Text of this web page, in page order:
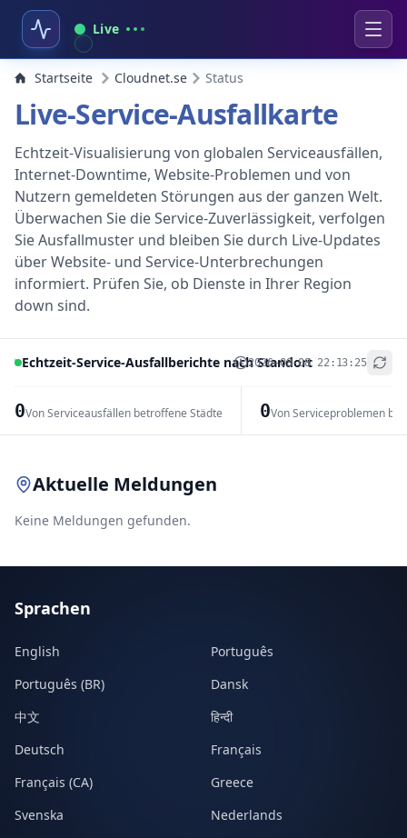
Live
Startseite Cloudnet.se Status
Live-Service-Ausfallkarte
Echtzeit-Visualisierung von globalen Serviceausfällen,
Internet-Downtime, Website-Problemen und von
Nutzern gemeldeten Störungen aus der ganzen Welt.
Überwachen Sie die Service-Zuverlässigkeit, verfolgen
Sie Ausfallmuster und bleiben Sie durch Live-Updates
über Website- und Service-Unterbrechungen
informiert. Prüfen Sie, ob Dienste in Ihrer Region
down sind.
Echtzeit-Service-Ausfallberichte nach Standort
2026-08-08 22:13:25
0Von Serviceausfällen betroffene Städte 0Von Serviceproblemen
+
Aktuelle Meldungen
Keine Meldungen gefunden.
Sprachen
English
Português
Português (BR)
Dansk
中文
हिन्दी
Deutsch
Français
Français (CA)
Greece
Svenska
Nederlands